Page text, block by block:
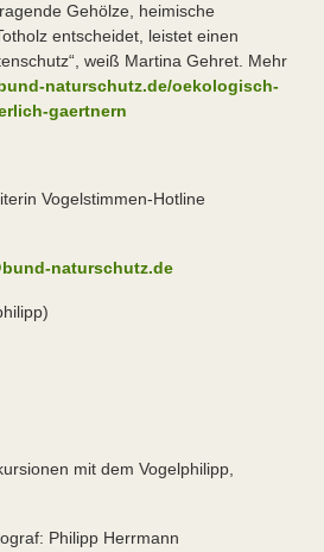
Gehölze, heimische
entscheidet, leistet einen
weiß Martina Gehret. Mehr
naturschutz.de/oekologisch-
gaertnern
Vogelstimmen-Hotline
naturschutz.de
mit dem Vogelphilipp,
Philipp Herrmann